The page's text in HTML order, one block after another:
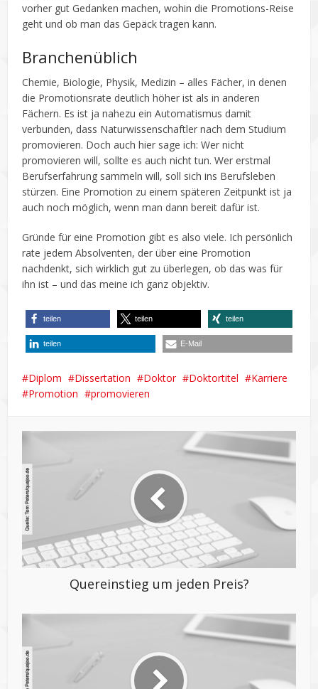
vorher gut Gedanken machen, wohin die Promotions-Reise
geht und ob man das Gepäck tragen kann.
Branchenüblich
Chemie, Biologie, Physik, Medizin – alles Fächer, in denen
die Promotionsrate deutlich höher ist als in anderen
Fächern. Es ist ja nahezu ein Automatismus damit
verbunden, dass Naturwissenschaftler nach dem Studium
promovieren. Doch auch hier sage ich: Wer nicht
promovieren will, sollte es auch nicht tun. Wer erstmal
Berufserfahrung sammeln will, soll sich ins Berufsleben
stürzen. Eine Promotion zu einem späteren Zeitpunkt ist ja
auch noch möglich, wenn man dann bereit dafür ist.
Gründe für eine Promotion gibt es also viele. Ich persönlich
rate jedem Absolventen, der über eine Promotion
nachdenkt, sich wirklich gut zu überlegen, ob das was für
ihn ist – und das meine ich ganz objektiv.
teilen teilen teilen
teilen E-Mail
Diplom Dissertation Doktor Doktortitel
Karriere
Promotion
promovieren
Quereinstieg um jeden Preis?